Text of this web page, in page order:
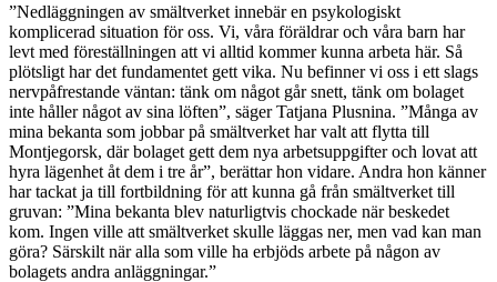
”Nedläggningen av smältverket innebär en psykologiskt
komplicerad situation för oss. Vi, våra föräldrar och våra barn har
levt med föreställningen att vi alltid kommer kunna arbeta här. Så
plötsligt har det fundamentet gett vika. Nu befinner vi oss i ett slags
nervpåfrestande väntan: tänk om något går snett, tänk om bolaget
inte håller något av sina löften”, säger Tatjana Plusnina. ”Många av
mina bekanta som jobbar på smältverket har valt att flytta till
Montjegorsk, där bolaget gett dem nya arbetsuppgifter och lovat att
hyra lägenhet åt dem i tre år”, berättar hon vidare. Andra hon känner
har tackat ja till fortbildning för att kunna gå från smältverket till
gruvan: ”Mina bekanta blev naturligtvis chockade när beskedet
kom. Ingen ville att smältverket skulle läggas ner, men vad kan man
göra? Särskilt när alla som ville ha erbjöds arbete på någon av
bolagets andra anläggningar.”